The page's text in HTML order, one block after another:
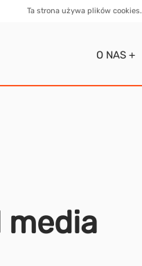
Ta strona używa plików
O NAS +
media